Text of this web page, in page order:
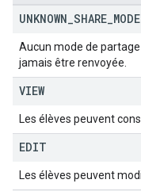
UNKNOWN SHARE MODE
Aucun mode de
jamais être renvoyée.
VIEW
Les élèves peuvent
EDIT
Les élèves peuvent